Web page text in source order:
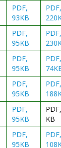
PDF,
93KB
PDF,
PDF,
95KB
PDF,
PDF,
95KB
PDF,
PDF,
95KB
PDF,
PDF,
95KB
PDF,
KB
PDF,
95KB
PDF,